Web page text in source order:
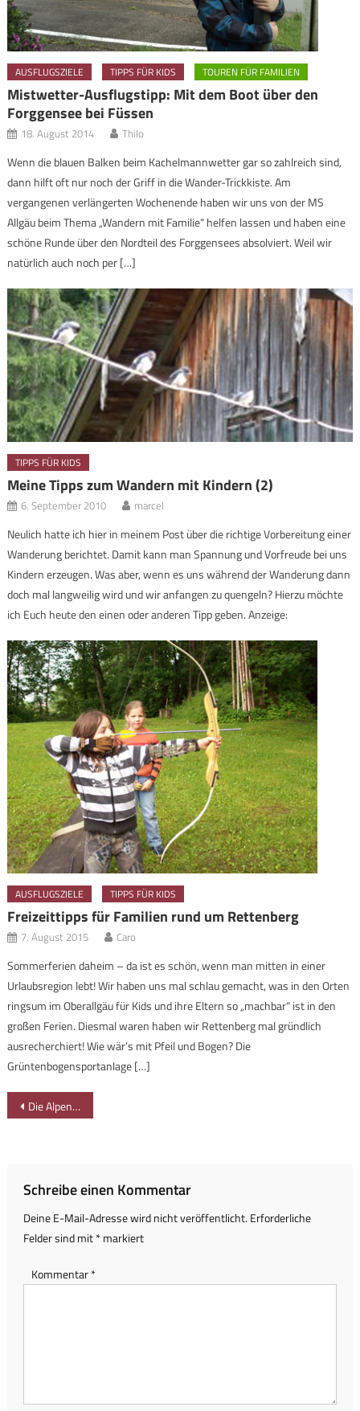
AUSFLUGSZIELE TIPPS FÜR KIDS TOUREN FÜR FAMILIEN
Mistwetter-Ausflugstipp: Mit dem Boot über den
Forggensee bei Füssen
18. August 2014 Thilo
Wenn die blauen Balken beim Kachelmannwetter gar so zahlreich sind,
dann hilft oft nur noch der Griff in die Wander-Trickkiste. Am
vergangenen verlängerten Wochenende haben wir uns von der MS
Allgäu beim Thema „Wandern mit Familie“ helfen lassen und haben eine
schöne Runde über den Nordteil des Forggensees absolviert. Weil wir
natürlich auch noch per […]
TIPPS FÜR KIDS
Meine Tipps zum Wandern mit Kindern (2)
6. September 2010 marcel
Neulich hatte ich hier in meinem Post über die richtige Vorbereitung einer
Wanderung berichtet. Damit kann man Spannung und Vorfreude bei uns
Kindern erzeugen. Was aber, wenn es uns während der Wanderung dann
doch mal langweilig wird und wir anfangen zu quengeln? Hierzu möchte
ich Euch heute den einen oder anderen Tipp geben. Anzeige:
AUSFLUGSZIELE TIPPS FÜR KIDS
Freizeittipps für Familien rund um Rettenberg
7. August 2015 Caro
Sommerferien daheim – da ist es schön, wenn man mitten in einer
Urlaubsregion lebt! Wir haben uns mal schlau gemacht, was in den Orten
ringsum im Oberallgäu für Kids und ihre Eltern so „machbar“ ist in den
großen Ferien. Diesmal waren haben wir Rettenberg mal gründlich
ausrecherchiert! Wie wär’s mit Pfeil und Bogen? Die
Grüntenbogensportanlage […]
Beitragsnavigation
Die Alpen zwischen Gunzesrieder Tal und Balderschwang
Schreibe einen Kommentar
Deine E-Mail-Adresse wird nicht veröffentlicht. Erforderliche
Felder sind mit*markiert
Kommentar*